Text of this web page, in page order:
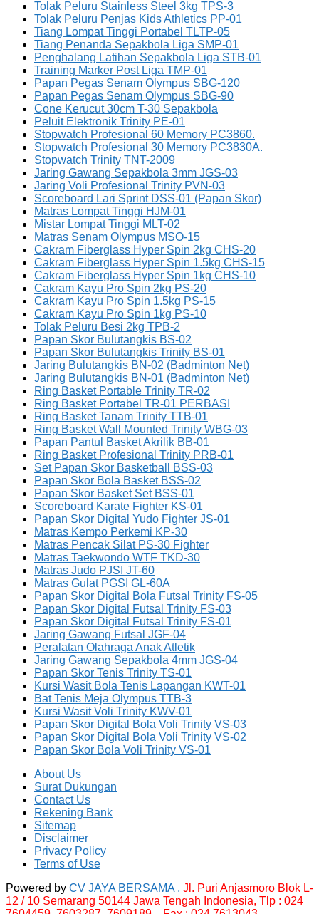
Tolak Peluru Stainless Steel 3kg TPS-3
Tolak Peluru Penjas Kids Athletics PP-01
Tiang Lompat Tinggi Portabel TLTP-05
Tiang Penanda Sepakbola Liga SMP-01
Penghalang Latihan Sepakbola Liga STB-01
Training Marker Post Liga TMP-01
Papan Pegas Senam Olympus SBG-120
Papan Pegas Senam Olympus SBG-90
Cone Kerucut 30cm T-30 Sepakbola
Peluit Elektronik Trinity PE-01
Stopwatch Profesional 60 Memory PC3860.
Stopwatch Profesional 30 Memory PC3830A.
Stopwatch Trinity TNT-2009
Jaring Gawang Sepakbola 3mm JGS-03
Jaring Voli Profesional Trinity PVN-03
Scoreboard Lari Sprint DSS-01 (Papan Skor)
Matras Lompat Tinggi HJM-01
Mistar Lompat Tinggi MLT-02
Matras Senam Olympus MSO-15
Cakram Fiberglass Hyper Spin 2kg CHS-20
Cakram Fiberglass Hyper Spin 1.5kg CHS-15
Cakram Fiberglass Hyper Spin 1kg CHS-10
Cakram Kayu Pro Spin 2kg PS-20
Cakram Kayu Pro Spin 1.5kg PS-15
Cakram Kayu Pro Spin 1kg PS-10
Tolak Peluru Besi 2kg TPB-2
Papan Skor Bulutangkis BS-02
Papan Skor Bulutangkis Trinity BS-01
Jaring Bulutangkis BN-02 (Badminton Net)
Jaring Bulutangkis BN-01 (Badminton Net)
Ring Basket Portable Trinity TR-02
Ring Basket Portabel TR-01 PERBASI
Ring Basket Tanam Trinity TTB-01
Ring Basket Wall Mounted Trinity WBG-03
Papan Pantul Basket Akrilik BB-01
Ring Basket Profesional Trinity PRB-01
Set Papan Skor Basketball BSS-03
Papan Skor Bola Basket BSS-02
Papan Skor Basket Set BSS-01
Scoreboard Karate Fighter KS-01
Papan Skor Digital Yudo Fighter JS-01
Matras Kempo Perkemi KP-30
Matras Pencak Silat PS-30 Fighter
Matras Taekwondo WTF TKD-30
Matras Judo PJSI JT-60
Matras Gulat PGSI GL-60A
Papan Skor Digital Bola Futsal Trinity FS-05
Papan Skor Digital Futsal Trinity FS-03
Papan Skor Digital Futsal Trinity FS-01
Jaring Gawang Futsal JGF-04
Peralatan Olahraga Anak Atletik
Jaring Gawang Sepakbola 4mm JGS-04
Papan Skor Tenis Trinity TS-01
Kursi Wasit Bola Tenis Lapangan KWT-01
Bat Tenis Meja Olympus TTB-3
Kursi Wasit Voli Trinity KWV-01
Papan Skor Digital Bola Voli Trinity VS-03
Papan Skor Digital Bola Voli Trinity VS-02
Papan Skor Bola Voli Trinity VS-01
About Us
Surat Dukungan
Contact Us
Rekening Bank
Sitemap
Disclaimer
Privacy Policy
Terms of Use
Powered by CV JAYA BERSAMA , Jl. Puri Anjasmoro Blok L-
12 / 10 Semarang 50144 Jawa Tengah Indonesia, Tlp : 024